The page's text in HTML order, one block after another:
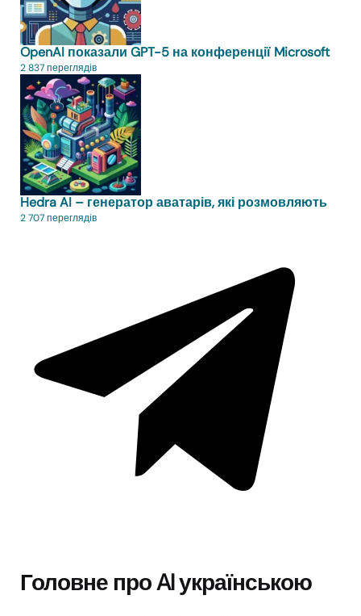
OpenAI показали GPT-5 на конференції Microsoft
2 837 переглядів
Hedra AI – генератор аватарів, які розмовляють
2 707 переглядів
Головне про AI українською